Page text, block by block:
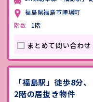
福島県福島市陣場町
階数
1階
まとめて問い合わせ
「福島駅」徒歩8分
2階の居抜き物件